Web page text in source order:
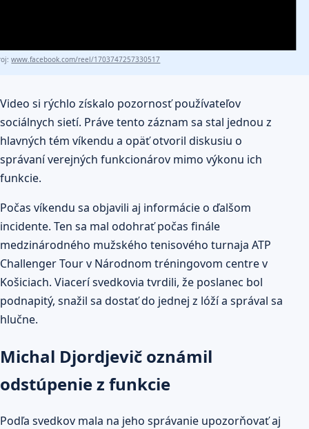
www.facebook.com/reel/1703747257330517
Video si rýchlo získalo pozornosť používateľov
sociálnych sietí. Práve tento záznam sa stal jednou z
hlavných tém víkendu a opäť otvoril diskusiu o
správaní verejných funkcionárov mimo výkonu ich
funkcie.
Počas víkendu sa objavili aj informácie o ďalšom
incidente. Ten sa mal odohrať počas finále
medzinárodného mužského tenisového turnaja ATP
Challenger Tour v Národnom tréningovom centre v
Košiciach. Viacerí svedkovia tvrdili, že poslanec bol
podnapitý, snažil sa dostať do jednej z lóží a správal sa
hlučne.
Michal Djordjevič oznámil
odstúpenie z funkcie
Podľa svedkov mala na jeho správanie upozorňovať aj